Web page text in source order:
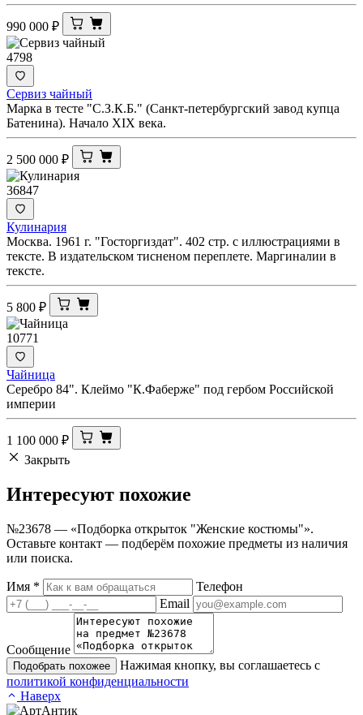
990 000 ₽
4798
Сервиз чайный
Марка в тесте "С.З.К.Б." (Санкт-петербургский завод купца
Батенина). Начало XIX века.
2 500 000 ₽
36847
Кулинария
Москва. 1961 г. "Госторгиздат". 402 стр. с иллюстрациями в
тексте. В издательском тисненом переплете. Маргиналии в
тексте.
5 800 ₽
10771
Чайница
Серебро 84". Клеймо "К.Фаберже" под гербом Российской
империи
1 100 000 ₽
Закрыть
Интересуют похожие
№23678 — «Подборка открыток "Женские костюмы"».
Оставьте контакт — подберём похожие предметы из наличия
или поиска.
Имя *
Телефон
Email
Сообщение
Подобрать похожее
Нажимая кнопку, вы соглашаетесь с
политикой конфиденциальности
Наверх